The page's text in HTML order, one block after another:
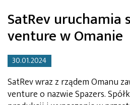
SatRev uruchamia
venture w Omanie
30.01.2024
SatRev wraz z rządem Omanu
venture o nazwie Spazers.